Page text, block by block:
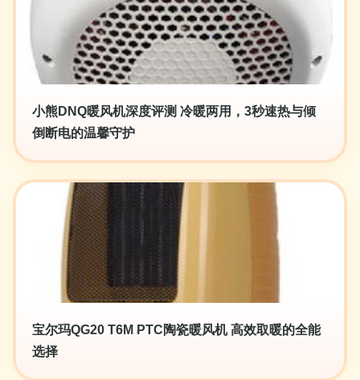
小熊DNQ暖风机深度评测 冷暖两用，3秒速热与倾
倒断电的温馨守护
宝尔玛QG20 T6M PTC陶瓷暖风机 高效取暖的全能
选择